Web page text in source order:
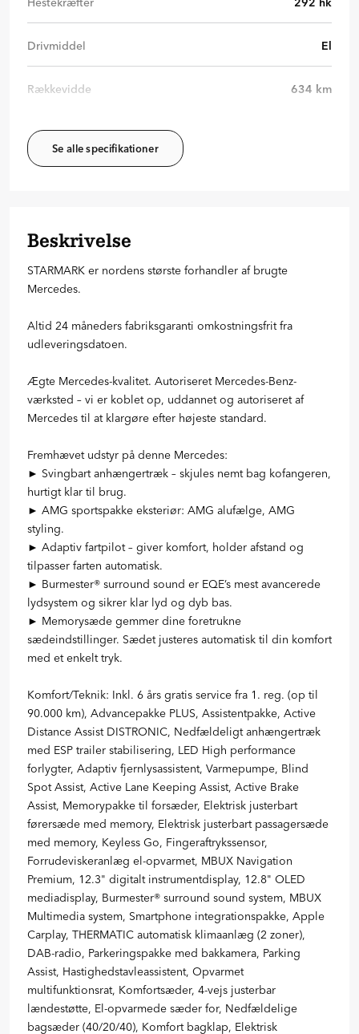
Drivmiddel El
Rækkevidde 634 km
Se alle specifikationer
Beskrivelse
STARMARK er nordens største forhandler af brugte
Mercedes.
Altid 24 måneders fabriksgaranti omkostningsfrit fra
udleveringsdatoen.
Ægte Mercedes-kvalitet. Autoriseret Mercedes-Benz-
værksted – vi er koblet op, uddannet og autoriseret af
Mercedes til at klargøre efter højeste standard.
Fremhævet udstyr på denne Mercedes:
► Svingbart anhængertræk – skjules nemt bag kofangeren,
hurtigt klar til brug.
► AMG sportspakke eksteriør: AMG alufælge, AMG
styling.
► Adaptiv fartpilot – giver komfort, holder afstand og
tilpasser farten automatisk.
► Burmester® surround sound er EQE’s mest avancerede
lydsystem og sikrer klar lyd og dyb bas.
► Memorysæde gemmer dine foretrukne
sædeindstillinger. Sædet justeres automatisk til din komfort
med et enkelt tryk.
Komfort/Teknik: Inkl. 6 års gratis service fra 1. reg. (op til
90.000 km), Advancepakke PLUS, Assistentpakke, Active
Distance Assist DISTRONIC, Nedfældeligt anhængertræk
med ESP trailer stabilisering, LED High performance
forlygter, Adaptiv fjernlysassistent, Varmepumpe, Blind
Spot Assist, Active Lane Keeping Assist, Active Brake
Assist, Memorypakke til forsæder, Elektrisk justerbart
førersæde med memory, Elektrisk justerbart passagersæde
med memory, Keyless Go, Fingeraftrykssensor,
Forrudeviskeranlæg el-opvarmet, MBUX Navigation
Premium, 12.3" digitalt instrumentdisplay, 12.8" OLED
mediadisplay, Burmester® surround sound system, MBUX
Multimedia system, Smartphone integrationspakke, Apple
Carplay, THERMATIC automatisk klimaanlæg (2 zoner),
DAB-radio, Parkeringspakke med bakkamera, Parking
Assist, Hastighedstavleassistent, Opvarmet
multifunktionsrat, Komfortsæder, 4-vejs justerbar
lændestøtte, El-opvarmede sæder for, Nedfældelige
bagsæder (40/20/40), Komfort bagklap, Elektrisk